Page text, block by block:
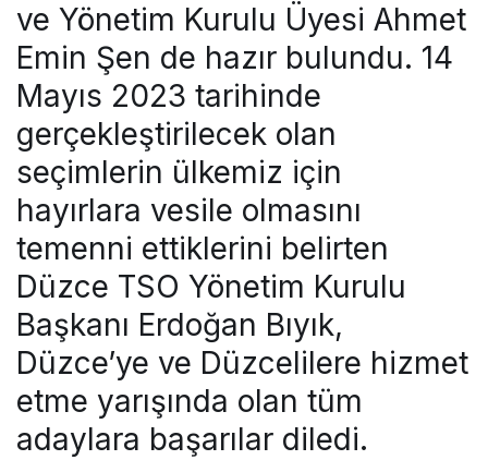
ve Yönetim Kurulu Üyesi Ahmet
Emin Şen de hazır bulundu. 14
Mayıs 2023 tarihinde
gerçekleştirilecek olan
seçimlerin ülkemiz için
hayırlara vesile olmasını
temenni ettiklerini belirten
Düzce TSO Yönetim Kurulu
Başkanı Erdoğan Bıyık,
Düzce’ye ve Düzcelilere hizmet
etme yarışında olan tüm
adaylara başarılar diledi.